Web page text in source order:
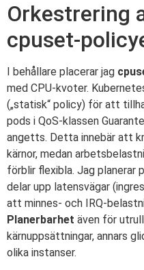
Orkestrering
cpuset-
I behållare placerar jag
med CPU-kvoter.
(„statisk“ policy) för att
pods i QoS-klassen
angetts. Detta innebär att
kärnor, medan
förblir flexibla. Jag
delar upp latensvägar
att minnes- och IRQ-
Planerbarhet även för
kärnuppsättningar, annars
olika instanser.